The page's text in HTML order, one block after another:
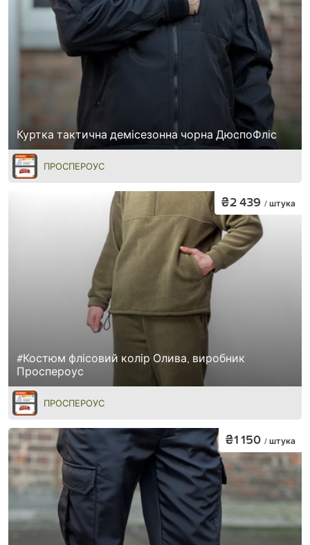
Куртка тактична демісезонна чорна ДюспоФліс
ПРОСПЕРОУС
#Костюм флісовий колір Олива, виробник
Проспероус
₴2 439 / штука
ПРОСПЕРОУС
₴1 150 / штука